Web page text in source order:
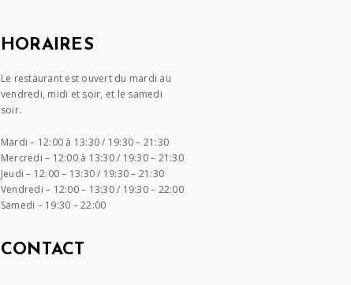
HORAIRES
Le restaurant est ouvert du mardi au
vendredi, midi et soir, et le samedi
soir.
Mardi – 12:00 à 13:30 / 19:30 – 21:30
Mercredi – 12:00 à 13:30 / 19:30 – 21:30
Jeudi – 12:00 – 13:30 / 19:30 – 21:30
Vendredi – 12:00 – 13:30 / 19:30 – 22:00
Samedi – 19:30 – 22:00
CONTACT